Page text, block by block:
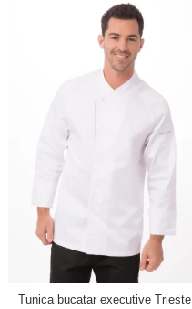
Tunica bucatar executive Trieste